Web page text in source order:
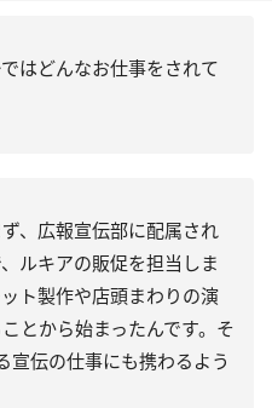
はどんなお仕事をされて
、広報宣伝部に配属され
ルキアの販促を担当しま
ト製作や店頭まわりの演
とから始まったんです。そ
宣伝の仕事にも携わるよう